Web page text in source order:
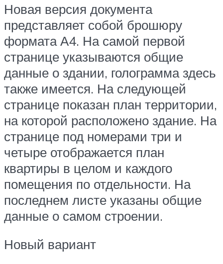
Новая версия документа
представляет собой брошюру
формата А4. На самой первой
странице указываются общие
данные о здании, голограмма здесь
также имеется. На следующей
странице показан план территории,
на которой расположено здание. На
странице под номерами три и
четыре отображается план
квартиры в целом и каждого
помещения по отдельности. На
последнем листе указаны общие
данные о самом строении.
Новый вариант